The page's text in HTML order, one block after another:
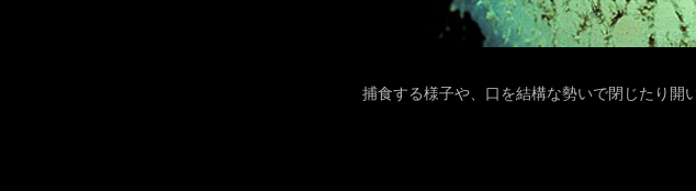
捕食する様子や、口を結構な勢いで閉じたり開